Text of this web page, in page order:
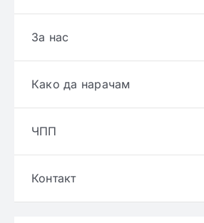
За нас
Како да нарачам
ЧПП
Контакт